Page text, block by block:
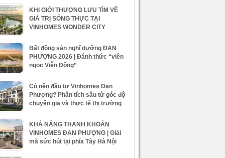
KHI GIỚI THƯỢNG LƯU TÌM VỀ
GIÁ TRỊ SỐNG THỰC TẠI
VINHOMES WONDER CITY
Bất động sản nghĩ dưỡng ĐAN
PHƯỢNG 2026 | Đánh thức “viên
ngọc Viễn Đông”
Có nên đầu tư Vinhomes Đan
Phượng? Phân tích sâu từ góc độ
chuyên gia và thực tế thị trường
KHẢ NĂNG THANH KHOẢN
VINHOMES ĐAN PHƯỢNG | Giải
mã sức hút tại phía Tây Hà Nội